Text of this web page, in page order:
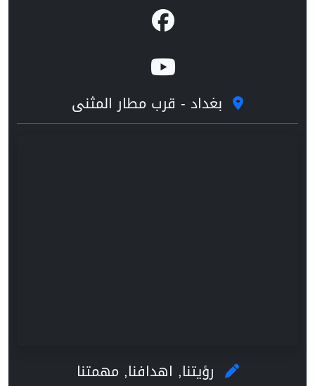
بغداد - قرب مطار المثنى
رؤيتنا, اهدافنا, مهمتنا